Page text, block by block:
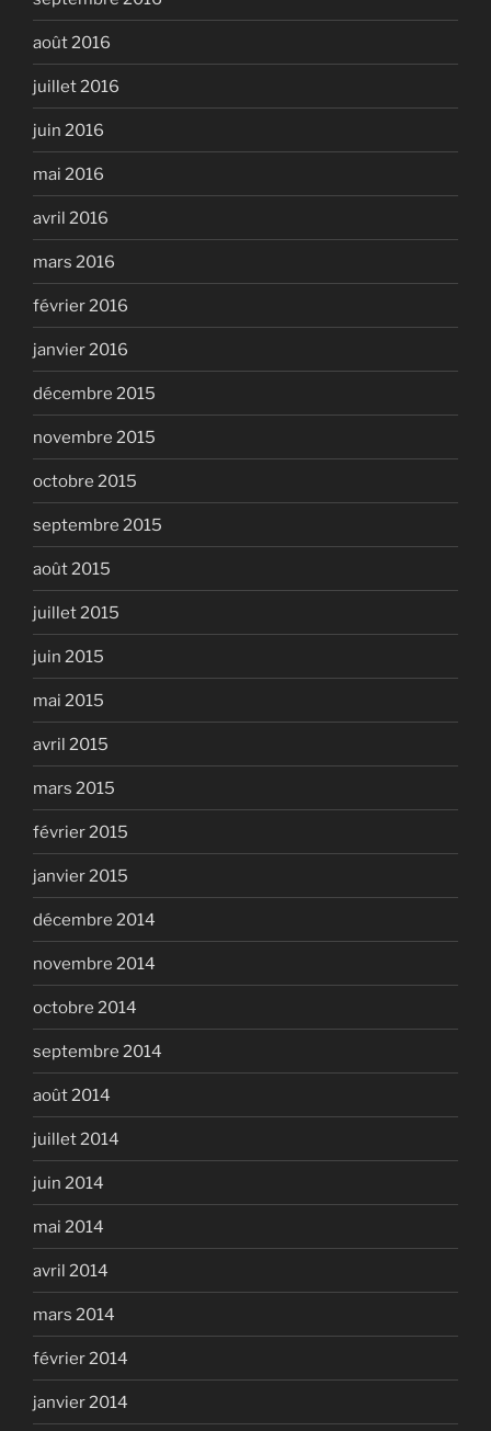
août 2016
juillet 2016
juin 2016
mai 2016
avril 2016
mars 2016
février 2016
janvier 2016
décembre 2015
novembre 2015
octobre 2015
septembre 2015
août 2015
juillet 2015
juin 2015
mai 2015
avril 2015
mars 2015
février 2015
janvier 2015
décembre 2014
novembre 2014
octobre 2014
septembre 2014
août 2014
juillet 2014
juin 2014
mai 2014
avril 2014
mars 2014
février 2014
janvier 2014